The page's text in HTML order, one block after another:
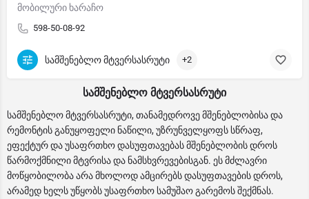
მობილური ხარაჩო
598-50-08-92
სამშენებლო მტვერსასრუტი +2
სამშენებლო მტვერსასრუტი
სამშენებლო მტვერსასრუტი, თანამედროვე მშენებლობისა და
რემონტის განუყოფელი ნაწილი, უზრუნველყოფს სწრაფ,
ეფექტურ და უსაფრთხო დასუფთავებას მშენებლობის დროს
წარმოქმნილი მტვრისა და ნამსხვრევებისგან. ეს მძლავრი
მოწყობილობა არა მხოლოდ ამცირებს დასუფთავების დროს,
არამედ ხელს უწყობს უსაფრთხო სამუშაო გარემოს შექმნას.